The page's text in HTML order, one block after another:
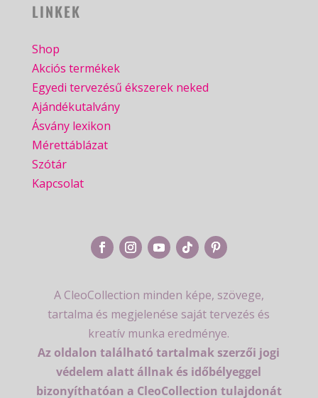
LINKEK
Shop
Akciós termékek
Egyedi tervezésű ékszerek neked
Ajándékutalvány
Ásvány lexikon
Mérettáblázat
Szótár
Kapcsolat
A CleoCollection minden képe, szövege,
tartalma és megjelenése saját tervezés és
kreatív munka eredménye.
Az oldalon található tartalmak szerzői jogi
védelem alatt állnak és időbélyeggel
bizonyíthatóan a CleoCollection tulajdonát